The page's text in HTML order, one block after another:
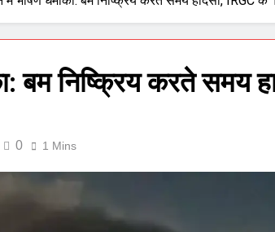
बम निष्क्रिय करते समय
0 1 Mins